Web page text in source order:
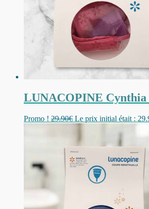
LUNACOPINE Cynthia
Promo ! 29.90€ Le prix initial était :